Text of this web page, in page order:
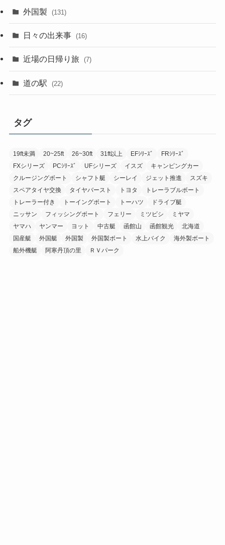
外国製 (131)
日々の出来事 (16)
近場の日帰り旅 (7)
道の駅 (22)
タグ
19ft未満 20~25ft 26~30ft 31ft以上 EFｼﾘｰｽﾞ
FRｼﾘｰｽﾞ
FXシリーズ
PCｼﾘｰｽﾞ UFシリーズ イスズ
キャンピングカー
クルージングボート
シャフト艇 シーレイ ジェット推進
スズキ
スペアタイヤ交換
タイヤバースト トヨタ
トレーラブルボート
トレーラー付き
トーイングボート トーハツ
ドライブ艇
ニッサン
フィッシングボート フェリー ミツビシ
ミヤマ
ヤマハ
ヤンマー ヨット 中古艇 函館山 函館観光
北海道
国産艇
外国艇 外国製 外国製ボート 水上バイク
海外製ボート
船外機艇
阿寒丹頂の里 ＲＶパーク